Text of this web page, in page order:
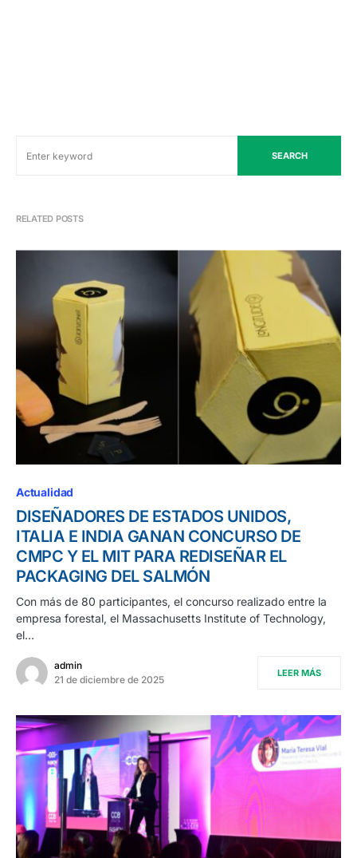
SEARCH
RELATED POSTS
Actualidad
DISEÑADORES DE ESTADOS UNIDOS,
ITALIA E INDIA GANAN CONCURSO DE
CMPC Y EL MIT PARA REDISEÑAR EL
PACKAGING DEL SALMÓN
Con más de 80 participantes, el concurso realizado entre la
empresa forestal, el Massachusetts Institute of Technology,
el…
admin
21 de diciembre de 2025
LEER MÁS